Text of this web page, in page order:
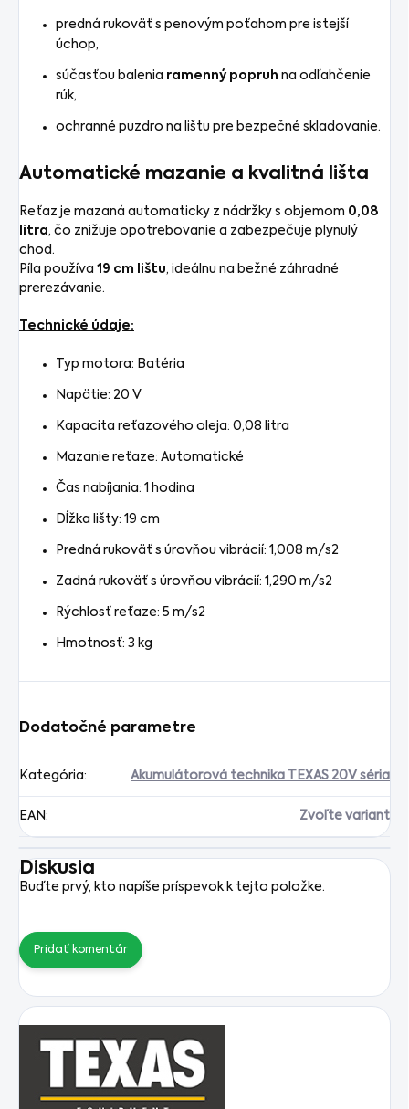
predná rukoväť s penovým poťahom pre istejší
úchop,
súčasťou balenia ramenný popruh na odľahčenie
rúk,
ochranné puzdro na lištu pre bezpečné skladovanie.
Automatické mazanie a kvalitná lišta
Reťaz je mazaná automaticky z nádržky s objemom 0,08
litra, čo znižuje opotrebovanie a zabezpečuje plynulý
chod.
Píla používa 19 cm lištu, ideálnu na bežné záhradné
prerezávanie.
Technické údaje:
Typ motora: Batéria
Napätie: 20 V
Kapacita reťazového oleja: 0,08 litra
Mazanie reťaze: Automatické
Čas nabíjania: 1 hodina
Dĺžka lišty: 19 cm
Predná rukoväť s úrovňou vibrácií: 1,008 m/s2
Zadná rukoväť s úrovňou vibrácií: 1,290 m/s2
Rýchlosť reťaze: 5 m/s2
Hmotnosť: 3 kg
Dodatočné parametre
Kategória: Akumulátorová technika TEXAS 20V séria
EAN: Zvoľte variant
Diskusia
Buďte prvý, kto napíše príspevok k tejto položke.
Pridať komentár